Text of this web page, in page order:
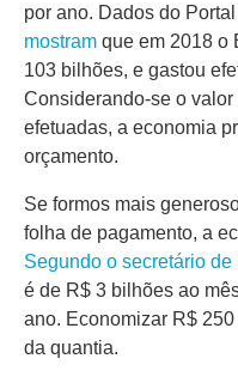
por ano. Dados do
mostram que em 2018 o
103 bilhões, e gastou
Considerando-se o
efetuadas, a economia
orçamento.
Se formos mais
folha de pagamento, a
Segundo o secretário
é de R$ 3 bilhões ao
ano. Economizar R$
da quantia.